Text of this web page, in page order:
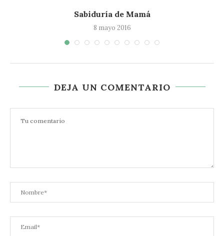
Sabiduría de Mamá
8 mayo 2016
DEJA UN COMENTARIO